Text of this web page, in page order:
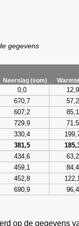
gegevens
Neerslag (som)
0,0 12,9
670,7 57,2
607,2 85,1
729,9 71,5
330,4
381,5
434,6 63,2
459,1 84,4
452,8
690,9 96,4
op de gegevens